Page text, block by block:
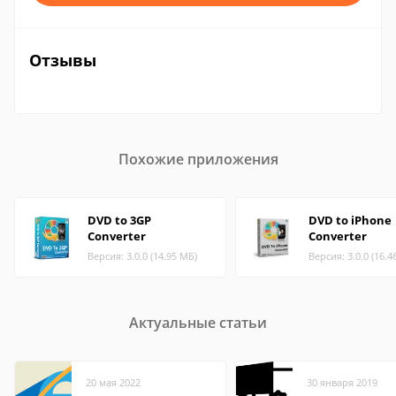
Отзывы
Похожие приложения
DVD to 3GP
Converter
Версия: 3.0.0 (14.95 МБ)
DVD to iPhone
Converter
Версия: 3.0.0
Актуальные статьи
20 мая 2022 30 января 2019